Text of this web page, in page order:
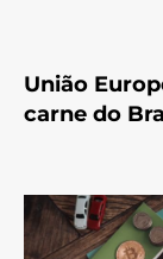
União
carne do